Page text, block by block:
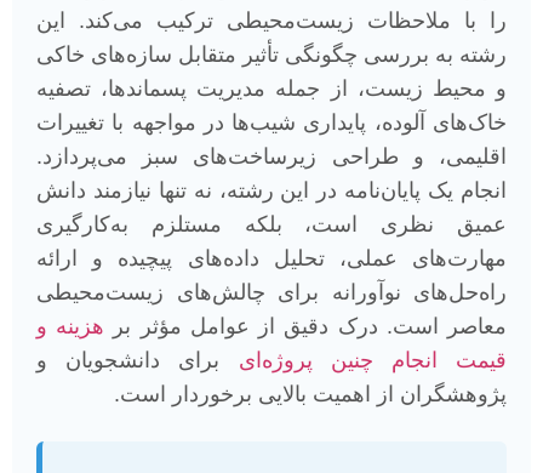
را با ملاحظات زیست‌محیطی ترکیب می‌کند. این
رشته به بررسی چگونگی تأثیر متقابل سازه‌های خاکی
و محیط زیست، از جمله مدیریت پسماندها، تصفیه
خاک‌های آلوده، پایداری شیب‌ها در مواجهه با تغییرات
اقلیمی، و طراحی زیرساخت‌های سبز می‌پردازد.
انجام یک پایان‌نامه در این رشته، نه تنها نیازمند دانش
عمیق نظری است، بلکه مستلزم به‌کارگیری
مهارت‌های عملی، تحلیل داده‌های پیچیده و ارائه
راه‌حل‌های نوآورانه برای چالش‌های زیست‌محیطی
معاصر است. درک دقیق از عوامل مؤثر بر
هزینه و
قیمت انجام چنین پروژه‌ایبرای دانشجویان و
پژوهشگران از اهمیت بالایی برخوردار است.